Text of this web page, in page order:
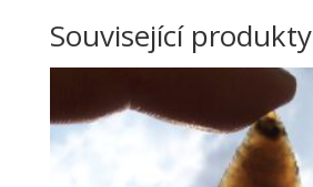
Související produkty